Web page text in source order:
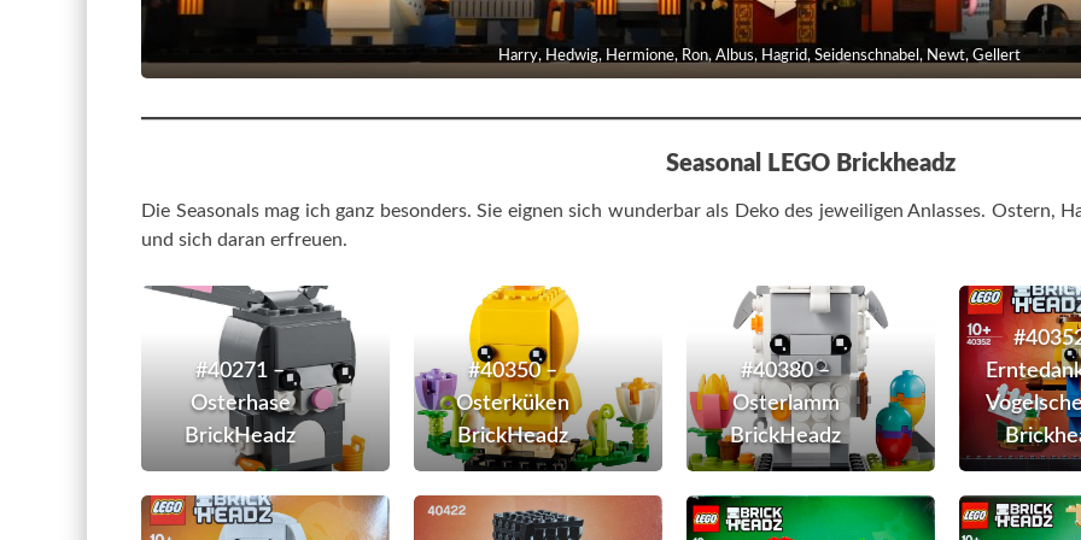
Harry, Hedwig, Hermione, Ron, Albus, Hagrid, Seidenschnabel, Newt, Gellert
Seasonal LEGO Brickheadz
Die Seasonals mag ich ganz besonders. Sie eignen sich wunderbar als Deko des jeweiligen Anlasses. Ostern,
und sich daran erfreuen.
#40271
–
Osterhase
BrickHeadz
#40271 –
Osterhase
BrickHeadz
#40350
Osterküken
BrickHeadz
#40350 –
Osterküken
BrickHeadz
#40380
–
Osterlamm
BrickHeadz
#40380 –
Osterlamm
BrickHeadz
#40351
#40422
#40274